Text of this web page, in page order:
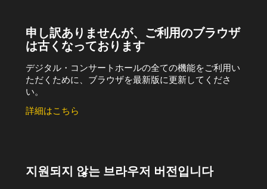
申し訳ありませんが、ご利用のブラウザ
は古くなっております
デジタル・コンサートホールの全ての機能をご利用い
ただくために、ブラウザを最新版に更新してくださ
い。
詳細はこちら
지원되지 않는 브라우저 버전입니다